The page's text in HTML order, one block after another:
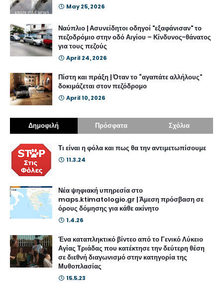
May 25, 2026
Ναύπλιο | Ασυνείδητοι οδηγοί "εξαφάνισαν" το
πεζοδρόμιο στην οδό Αιγίου – Κίνδυνος-θάνατος
για τους πεζούς
April 24, 2026
Πίστη και πράξη | Όταν το “αγαπάτε αλλήλους”
δοκιμάζεται στον πεζόδρομο
April 10, 2026
Δημοφιλή Πρόσφατα Σχόλια
Τι είναι η φόλα και πως θα την αντιμετωπίσουμε
11.3.24
Νέα ψηφιακή υπηρεσία στο
maps.ktimatologio.gr | Άμεση πρόσβαση σε
όρους δόμησης για κάθε ακίνητο
1.4.26
Ένα καταπληκτικό βίντεο από το Γενικό Λύκειο
Αγίας Τριάδας που κατέκτησε την δεύτερη θέση
σε διεθνή διαγωνισμό στην κατηγορία της
Μυθοπλασίας
15.5.23